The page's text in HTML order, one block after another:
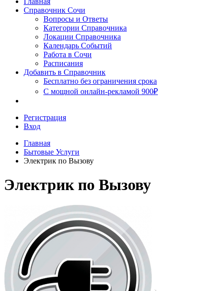
Сочи
Справочник Сочи
Вопросы и Ответы
Категории Справочника
Локации Справочника
Календарь Событий
Работа в Сочи
Расписания
Добавить в Справочник
Бесплатно без ограничения срока
С мощной онлайн-рекламой 900₽
Регистрация
Вход
Главная
Бытовые Услуги
Электрик по Вызову
Электрик по Вызову